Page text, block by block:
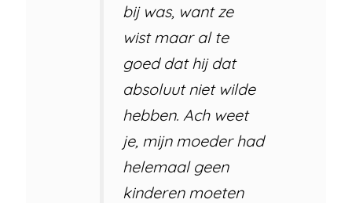
bij was, want ze
wist maar al te
goed dat hij dat
absoluut niet wilde
hebben. Ach weet
je, mijn moeder had
helemaal geen
kinderen moeten